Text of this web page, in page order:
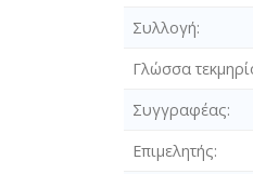
Συλλογή
Γλώσσα
Συγγραφέας
Επιμελητής